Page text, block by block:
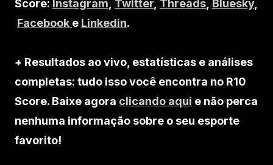
Score: Instagram Twitter Threads Bluesky,
Facebook e Linkedin.
+ Resultados ao vivo, estatísticas e análises
completas: tudo isso você encontra no R10
Score. Baixe agora clicando aqui e não perca
nenhuma informação sobre o seu esporte
favorito!